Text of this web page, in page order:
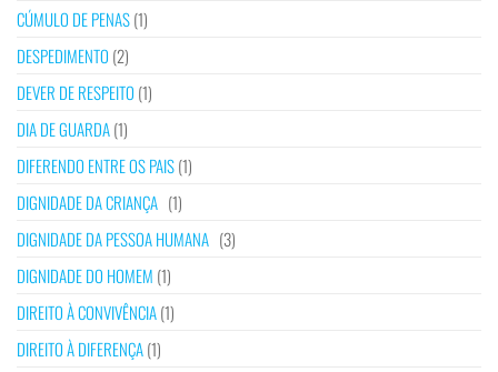
CÚMULO DE PENAS(1)
DESPEDIMENTO (2)
DEVER DE RESPEITO (1)
DIA DE GUARDA(1)
DIFERENDO ENTRE OS PAIS(1)
DIGNIDADE DA CRIANÇA (1)
DIGNIDADE DA PESSOA HUMANA (3)
DIGNIDADE DO HOMEM (1)
DIREITO À CONVIVÊNCIA(1)
DIREITO À DIFERENÇA(1)